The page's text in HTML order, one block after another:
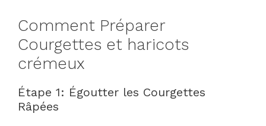
Comment Préparer
Courgettes et haricots
crémeux
Étape 1: Égoutter les Courgettes
Râpées